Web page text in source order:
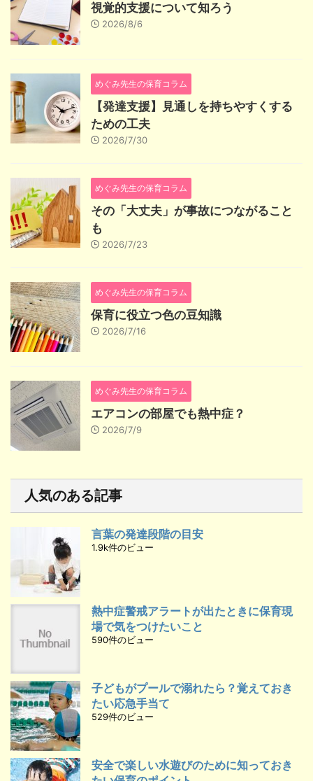
視覚的支援について知ろう
2026/8/6
めぐみ先生の保育コラム
【発達支援】見通しを持ちやすくする
ための工夫
2026/7/30
めぐみ先生の保育コラム
その「大丈夫」が事故につながること
も
2026/7/23
めぐみ先生の保育コラム
保育に役立つ色の豆知識
2026/7/16
めぐみ先生の保育コラム
エアコンの部屋でも熱中症？
2026/7/9
人気のある記事
言葉の発達段階の目安
1.9k件のビュー
熱中症警戒アラートが出たときに保育現
場で気をつけたいこと
590件のビュー
子どもがプールで溺れたら？覚えておき
たい応急手当て
529件のビュー
安全で楽しい水遊びのために知っておき